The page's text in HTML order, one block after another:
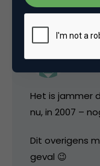
Het is jammer
nu, in 2007 –
Dit overigens
geval 😉